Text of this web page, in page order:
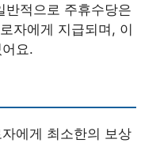
반적으로 주휴수당은
자에게 지급되며, 이
요.
에게 최소한의 보상